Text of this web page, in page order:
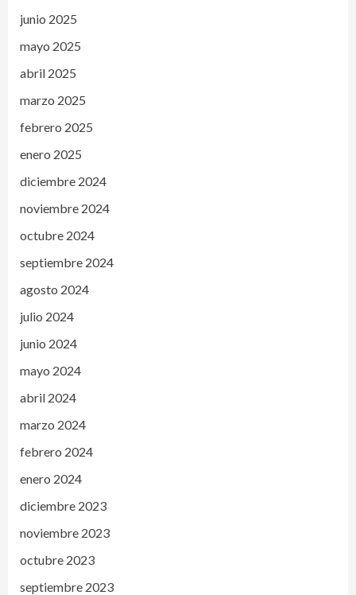
junio 2025
mayo 2025
abril 2025
marzo 2025
febrero 2025
enero 2025
diciembre 2024
noviembre 2024
octubre 2024
septiembre 2024
agosto 2024
julio 2024
junio 2024
mayo 2024
abril 2024
marzo 2024
febrero 2024
enero 2024
diciembre 2023
noviembre 2023
octubre 2023
septiembre 2023